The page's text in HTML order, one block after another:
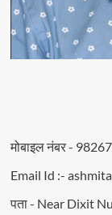
मोबाइल नंबर -
Email Id :-
पता - Near Dixit